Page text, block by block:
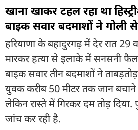
खाना खाकर टहल रहा था
बाइक सवार बदमाशों ने गोली
हरियाणा के बहादुरगढ़ में देर रात 29
मारकर हत्या से इलाके में सनसनी
बाइक सवार तीन बदमाशों ने
युवक करीब 50 मीटर तक जान बचाने
लेकिन रास्ते में गिरकर दम तोड़
जांच कर रही है.